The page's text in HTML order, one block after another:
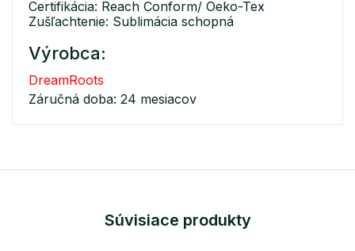
Certifikácia: Reach Conform/ Oeko-Tex
Zušľachtenie: Sublimácia schopná
Výrobca:
DreamRoots
Záručná doba: 24 mesiacov
Súvisiace produkty